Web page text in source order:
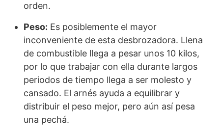
orden.
Peso: Es posiblemente el mayor
inconveniente de esta desbrozadora. Llena
de combustible llega a pesar unos 10 kilos,
por lo que trabajar con ella durante largos
periodos de tiempo llega a ser molesto y
cansado. El arnés ayuda a equilibrar y
distribuir el peso mejor, pero aún así pesa
una pechá.